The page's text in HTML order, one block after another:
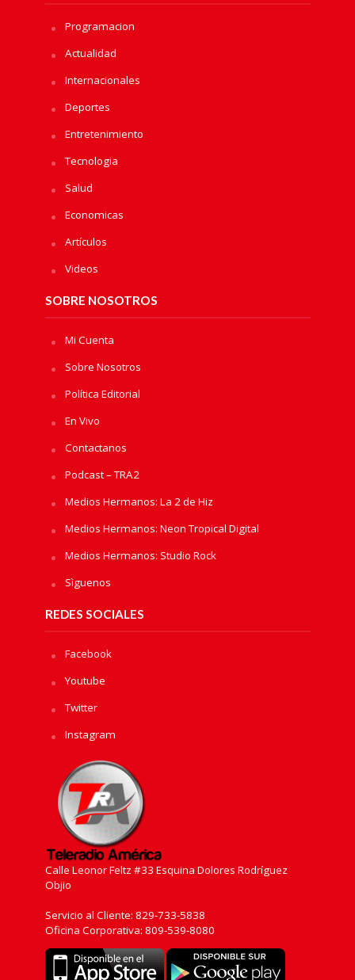
Programacion
Actualidad
Internacionales
Deportes
Entretenimiento
Tecnologia
Salud
Economicas
Artículos
Videos
SOBRE NOSOTROS
Mi Cuenta
Sobre Nosotros
Política Editorial
En Vivo
Contactanos
Podcast – TRA2
Medios Hermanos: La 2 de Hiz
Medios Hermanos: Neon Tropical Digital
Medios Hermanos: Studio Rock
Sìguenos
REDES SOCIALES
Facebook
Youtube
Twitter
Instagram
Calle Leonor Feltz #33 Esquina Dolores Rodríguez
Objio
Servicio al Cliente: 829-733-5838
Oficina Corporativa: 809-539-8080